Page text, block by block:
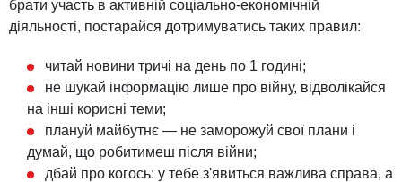
брати участь в активній соціально-економічній
діяльності, постарайся дотримуватись таких правил:
читай новини тричі на день по 1 годині;
не шукай інформацію лише про війну, відволікайся
на інші корисні теми;
плануй майбутнє — не заморожуй свої плани і
думай, що робитимеш після війни;
дбай про когось: у тебе з'явиться важлива справа, а